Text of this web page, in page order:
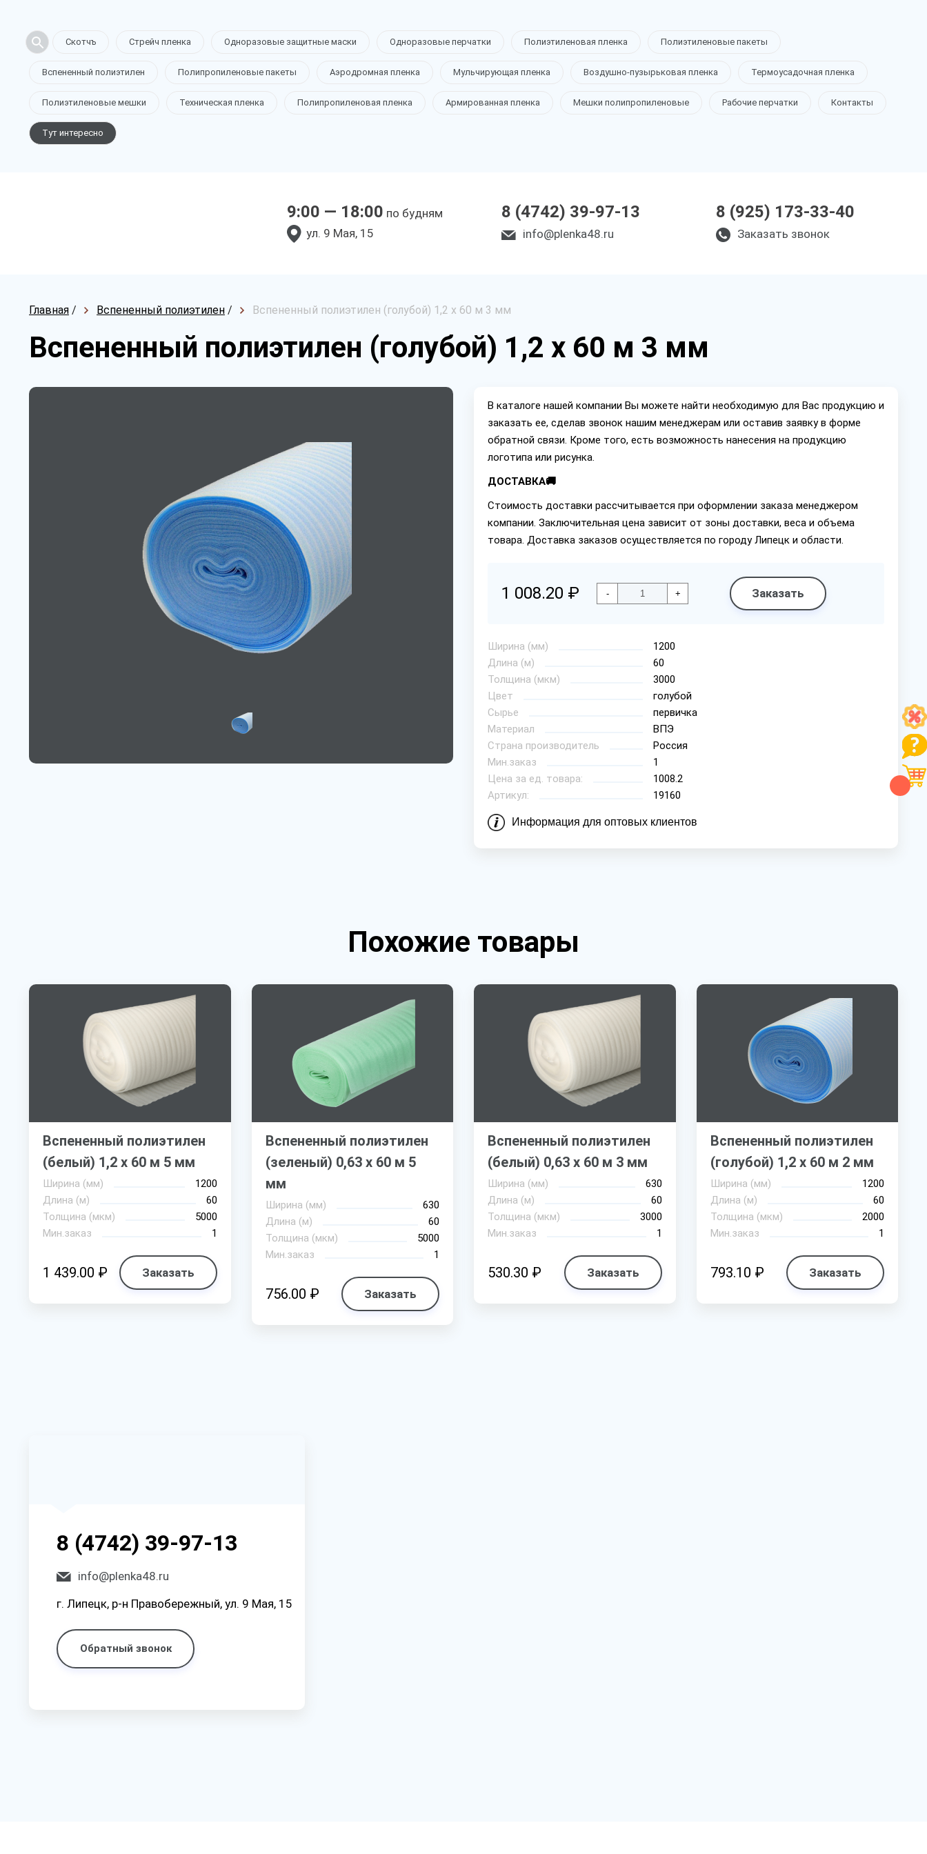
Скотчъ Стрейч пленка Одноразовые защитные маски Одноразовые перчатки Полиэтиленовая пленка Полиэтиленовые пакеты
Вспененный полиэтилен Полипропиленовые пакеты Аэродромная пленка Мульчирующая пленка Воздушно-пузырьковая пленка Термоусадочная пленка
Полиэтиленовые мешки Техническая пленка Полипропиленовая пленка Армированная пленка Мешки полипропиленовые Рабочие перчатки Контакты
Тут интересно
9:00 — 18:00 по будням
ул. 9 Мая, 15
8 (4742) 39-97-13
info@plenka48.ru
8 (925) 173-33-40
Заказать звонок
Главная / Вспененный полиэтилен / Вспененный полиэтилен (голубой) 1,2 х 60 м 3 мм
Вспененный полиэтилен (голубой) 1,2 х 60 м 3 мм
В каталоге нашей компании Вы можете найти необходимую для Вас продукцию и
заказать ее, сделав звонок нашим менеджерам или оставив заявку в форме
обратной связи. Кроме того, есть возможность нанесения на продукцию
логотипа или рисунка.
ДОСТАВКА🚚
Стоимость доставки рассчитывается при оформлении заказа менеджером
компании. Заключительная цена зависит от зоны доставки, веса и объема
товара. Доставка заказов осуществляется по городу Липецк и области.
1 008.20 ₽ - + Заказать
Ширина (мм)
1200
Длина (м)
60
Толщина (мкм)
3000
Цвет
голубой
Сырье
первичка
Материал
ВПЭ
Страна производитель
Россия
Мин.заказ
1
Цена за ед. товара:
1008.2
Артикул:
19160
Информация для оптовых клиентов
Похожие товары
Вспененный полиэтилен
(белый) 1,2 х 60 м 5 мм
Ширина (мм)
1200
Длина (м)
60
Толщина (мкм)
5000
Мин.заказ
1
1 439.00 ₽ Заказать
Вспененный полиэтилен
(зеленый) 0,63 х 60 м 5
мм
Ширина (мм)
630
Длина (м)
60
Толщина (мкм)
5000
Мин.заказ
1
756.00 ₽ Заказать
Вспененный полиэтилен
(белый) 0,63 х 60 м 3 мм
Ширина (мм)
630
Длина (м)
60
Толщина (мкм)
3000
Мин.заказ
1
530.30 ₽ Заказать
Вспененный полиэтилен
(голубой) 1,2 х 60 м 2 мм
Ширина (мм)
1200
Длина (м)
60
Толщина (мкм)
2000
Мин.заказ
1
793.10 ₽ Заказать
8 (4742) 39-97-13
info@plenka48.ru
г. Липецк, р-н Правобережный, ул. 9 Мая, 15
Обратный звонок